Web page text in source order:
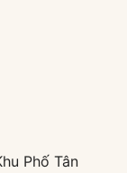
Phố Tân